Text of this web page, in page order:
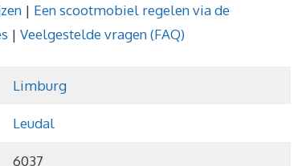
| Een scootmobiel regelen via de
| Veelgestelde vragen (FAQ)
Limburg
Leudal
6037